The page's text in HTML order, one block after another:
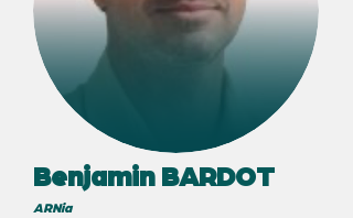
Benjamin BARDOT
ARNia